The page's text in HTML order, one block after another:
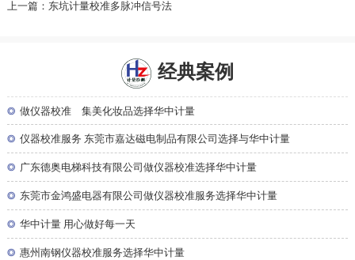
上一篇：东坑计量校准多脉冲信号法
经典案例
◎ 做仪器校准 集美化妆品选择华中计量
◎ 仪器校准服务 东莞市嘉达磁电制品有限公司选择与华中计量
◎ 广东德奥电梯科技有限公司做仪器校准选择华中计量
◎ 东莞市金鸿盛电器有限公司做仪器校准服务选择华中计量
◎ 华中计量 用心做好每一天
◎ 惠州南钢仪器校准服务选择华中计量